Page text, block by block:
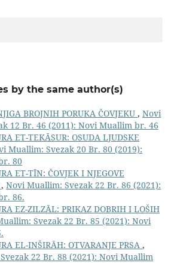
by the same author(s)
BROJNIH PORUKA ČOVJEKU , Novi
12 Br. 46 (2011): Novi Muallim br. 46
ET-TEKĀSUR: OSUDA LJUDSKE
Muallim: Svezak 20 Br. 80 (2019):
80
ET-TĪN: ČOVJEK I NJEGOVE
, Novi Muallim: Svezak 22 Br. 86 (2021):
86.
EZ-ZILZĀL: PRIKAZ DOBRIH I LOŠIH
Svezak 22 Br. 85 (2021): Novi
EL-INŠIRĀH: OTVARANJE PRSA ,
22 Br. 88 (2021): Novi Muallim